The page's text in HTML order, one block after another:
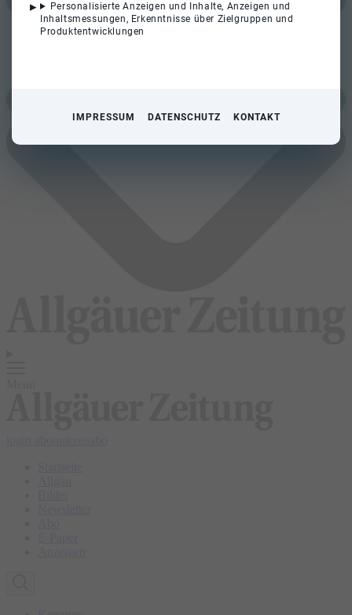
Personalisierte Anzeigen und Inhalte, Anzeigen und
Inhaltsmessungen, Erkenntnisse über Zielgruppen und
Produktentwicklungen
IMPRESSUM DATENSCHUTZ KONTAKT